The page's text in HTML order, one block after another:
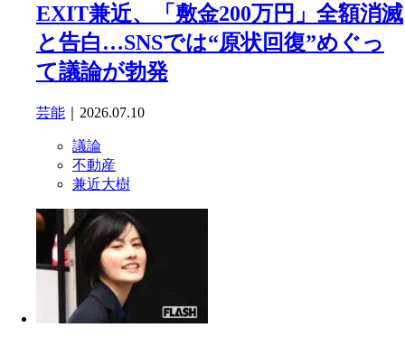
EXIT兼近、「敷金200万円」全額消滅
と告白…SNSでは“原状回復”めぐっ
て議論が勃発
芸能 ｜2026.07.10
議論
不動産
兼近大樹